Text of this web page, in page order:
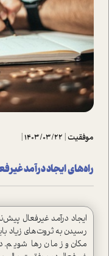
موفقیت|
1403/03/22
|
راه‌های ایجاد در‌آمد
ایجاد درآمد غیرفعال
رسیدن به ثروت‌های زیاد
مکان و زمان رها شویم.